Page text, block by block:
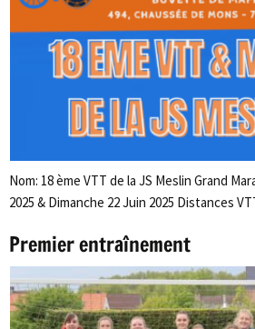
Nom: 18 ème VTT de la JS Meslin Grand
2025 & Dimanche 22 Juin 2025 Distances
Premier entraînement